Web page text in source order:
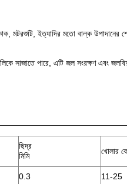
মটরশুটি, ইত্যাদির মতো বাল্ক উপাদানের
সাজাতে পারে, এটি জল সংরক্ষণ এবং
ছিদ্র
মিমি
খোলার
0.3 11-25